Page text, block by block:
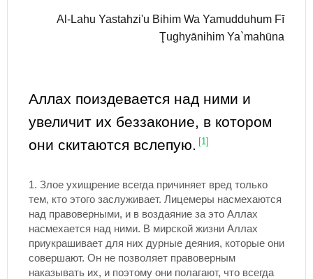
Al-Lahu Yastahzi'u Bihim Wa Yamudduhum Fī
Ţughyānihim Ya`mahūna
Аллах поиздевается над ними и
увеличит их беззаконие, в котором
они скитаются вслепую.
[1]
1. Злое ухищрение всегда причиняет вред только
тем, кто этого заслуживает. Лицемеры насмехаются
над правоверными, и в воздаяние за это Аллах
насмехается над ними. В мирской жизни Аллах
приукрашивает для них дурные деяния, которые они
совершают. Он не позволяет правоверным
наказывать их, и поэтому они полагают, что всегда